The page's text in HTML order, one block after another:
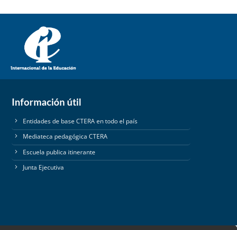
Información útil
Entidades de base CTERA en todo el país
Mediateca pedagógica CTERA
Escuela publica itinerante
Junta Ejecutiva